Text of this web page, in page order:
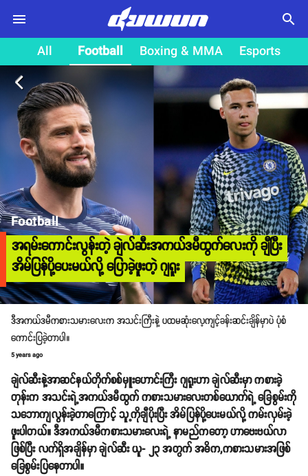
search
All Football Boxing & MMA Esports
arrow_back_ios
Football
အရမ်းကောင်းလွန်းတဲ့ ချဲလ်ဆီးအကယ်ဒမီထွက်လေးကို ချီပြီး
အိမ်ပြန်ပို့ပေးမယ်လို့ ပြောခဲ့ဖူးတဲ့ ဂျရူး
ဒီအကယ်ဒမီကစားသမားလေးက အသင်းကြီးနဲ့ ပထမဆုံးလေ့ကျင့်ခန်းဆင်းချိန်မှာပဲ ပုံစံ
ကောင်းပြခဲ့တာပါ။
5 years ago
ချဲလ်ဆီးနဲ့အာဆင်နယ်တိုက်စစ်မှူးဟောင်းကြီး ဂျရူးဟာ ချဲလ်ဆီးမှာ ကစားခဲ့
တုန်းက အသင်းရဲ့အကယ်ဒမီထွက် ကစားသမားလေးတစ်ယောက်ရဲ့ ခြေစွမ်းကို
သဘောကျလွန်းခဲ့တာကြောင့် သူ့ကိုချီပိုးပြီး အိမ်ပြန်ပို့ပေးမယ်လို့ ကမ်းလှမ်းခဲ့
ဖူးပါတယ်။ ဒီအကယ်ဒမီကစားသမားလေးရဲ့ နာမည်ကတော့ ဟာဗေးဗယ်လာ
ဖြစ်ပြီး လက်ရှိအချိန်မှာ ချဲလ်ဆီး ယူ- ၂၃ အတွက် အဓိက,ကစားသမားအဖြစ်
ခြေစွမ်းပြနေတာပါ။